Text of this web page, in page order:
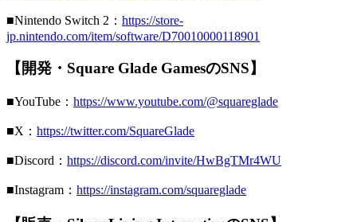
■Nintendo Switch 2： https://store-
jp.nintendo.com/item/software/D70010000118901
【開発・Square Glade GamesのSNS】
■YouTube： https://www.youtube.com/@squareglade
■X： https://twitter.com/SquareGlade
■Discord： https://discord.com/invite/HwBgTMr4WU
■Instagram： https://instagram.com/squareglade